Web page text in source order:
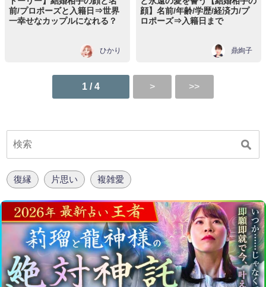
前/プロポーズと入籍日⇒世界
一幸せなカップルになれる？
ひかり
顔】名前/年齢/学歴/経済力/プ
ロポーズ⇒入籍日まで
鼎絢子
1 / 4
復縁 片思い 複雑愛